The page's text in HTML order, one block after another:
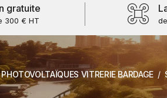
gratuite
300 € HT
PHOTOVOLTAÏQUES VITRERIE BARDAGE